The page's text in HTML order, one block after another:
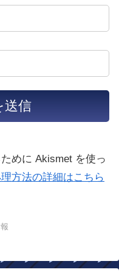
めに Akismet を使っ
方法の詳細はこちら